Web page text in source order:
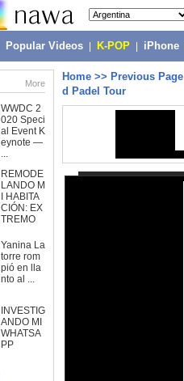
Popular Videos K-POP iPhone
More
WWDC 2
020 Speci
al Event K
eynote —
...
REMODE
LANDO M
I HABITA
CIÓN: EX
TREMO
Yanina La
torre rom
pió en lla
nto al ...
INVESTIG
ANDO MI
WHATSA
PP
Home >> Previous Page
d Padel Tour